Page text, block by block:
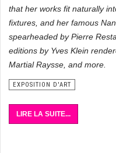
that her works fit naturally
fixtures, and her famous
spearheaded by Pierre
editions by Yves Klein
Martial Raysse, and more.
EXPOSITION D'ART
LIRE LA SUITE...